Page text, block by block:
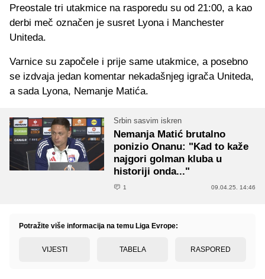
Preostale tri utakmice na rasporedu su od 21:00, a kao
derbi meč označen je susret Lyona i Manchester
Uniteda.
Varnice su započele i prije same utakmice, a posebno
se izdvaja jedan komentar nekadašnjeg igrača Uniteda,
a sada Lyona, Nemanje Matića.
Srbin sasvim iskren
Nemanja Matić brutalno
ponizio Onanu: "Kad to kaže
najgori golman kluba u
historiji onda..."
1 09.04.25. 14:46
Potražite više informacija na temu Liga Evrope:
VIJESTI TABELA RASPORED